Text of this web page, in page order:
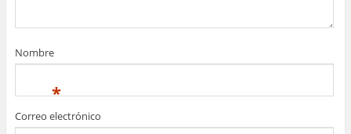
Nombre
*
Correo electrónico